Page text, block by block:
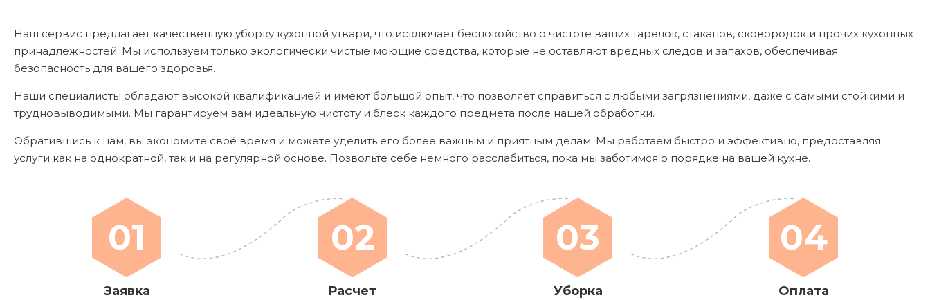
Наш сервис предлагает качественную уборку кухонной утвари, что исключает беспокойство о чистоте ваших тарелок, стаканов, сковородок и прочих кухонных
принадлежностей. Мы используем только экологически чистые моющие средства, которые не оставляют вредных следов и запахов, обеспечивая
безопасность для вашего здоровья.
Наши специалисты обладают высокой квалификацией и имеют большой опыт, что позволяет справиться с любыми загрязнениями, даже с самыми стойкими и
трудновыводимыми. Мы гарантируем вам идеальную чистоту и блеск каждого предмета после нашей обработки.
Обратившись к нам, вы экономите своё время и можете уделить его более важным и приятным делам. Мы работаем быстро и эффективно, предоставляя
услуги как на однократной, так и на регулярной основе. Позвольте себе немного расслабиться, пока мы заботимся о порядке на вашей кухне.
01
Заявка
02
Расчет
03
Уборка
04
Оплата